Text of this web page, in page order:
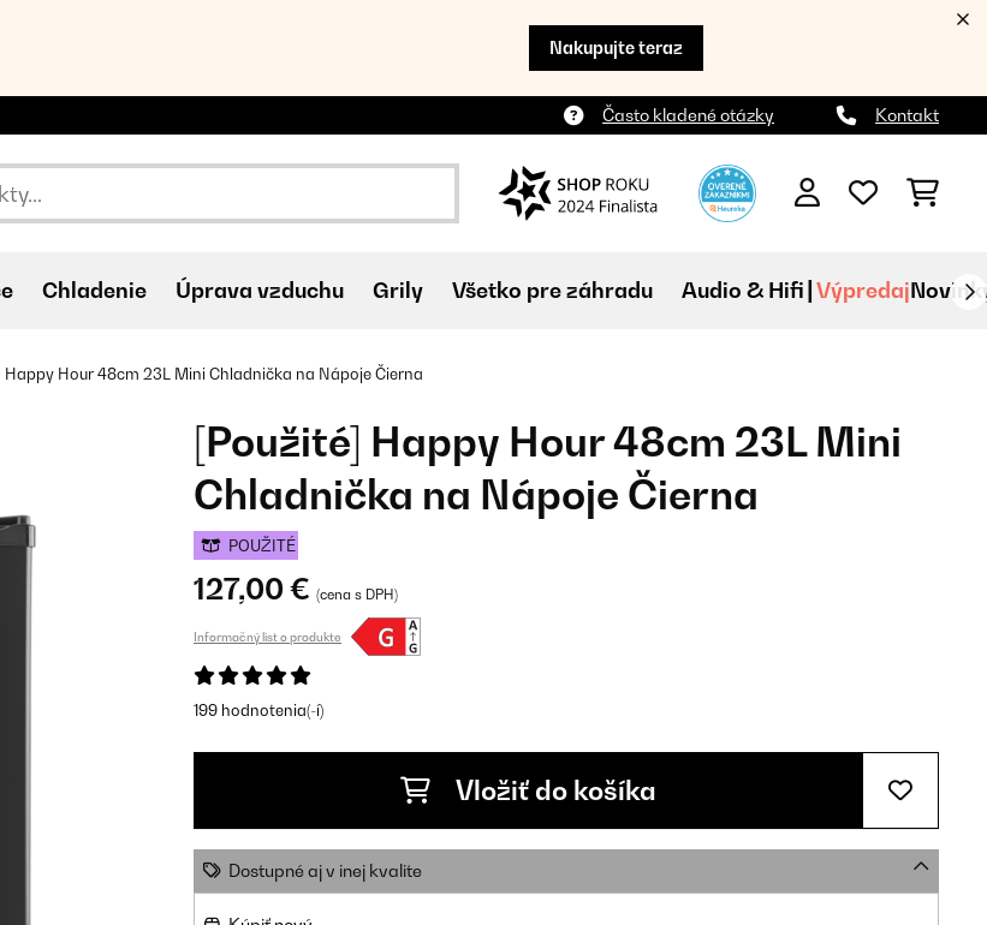
Nakupujte teraz
Často kladené otázky Kontakt
Chladenie Úprava vzduchu Grily Všetko pre záhradu Audio & Hifi Výpredaj
Happy Hour 48cm 23L Mini Chladnička na Nápoje Čierna
[Použité] Happy Hour 48cm 23L Mini
Chladnička na Nápoje Čierna
POUŽITÉ
127,00 € (cena s DPH)
Informačný list o produkte
199 hodnotenia(-í)
Vložiť do košíka
Dostupné aj v inej kvalite